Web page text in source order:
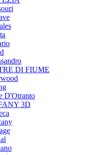
DI FIUME
D'Otranto
3D